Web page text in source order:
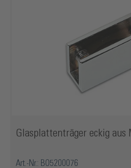
Glasplattenträger eckig aus
Art.-Nr.: BO5200076